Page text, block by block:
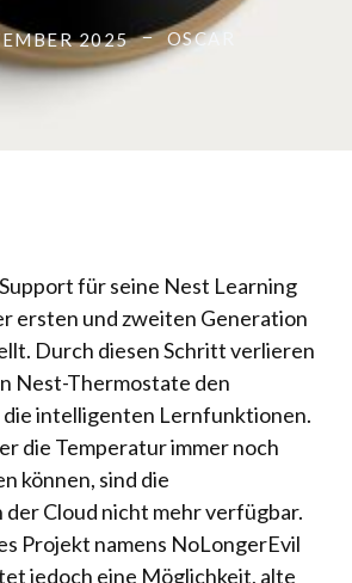
2025 OSCAR
für seine Nest Learning
ersten und zweiten Generation
Durch diesen Schritt verlieren
Nest-Thermostate den
intelligenten Lernfunktionen.
die Temperatur immer noch
können, sind die
Cloud nicht mehr verfügbar.
Projekt namens NoLongerEvil
jedoch eine Möglichkeit, alte